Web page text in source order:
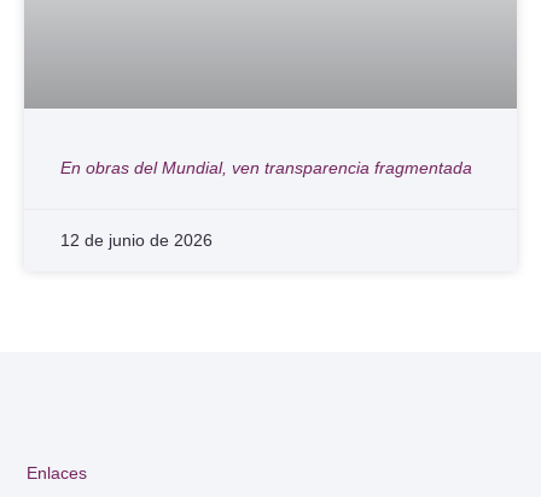
En obras del Mundial, ven transparencia fragmentada
12 de junio de 2026
Enlaces